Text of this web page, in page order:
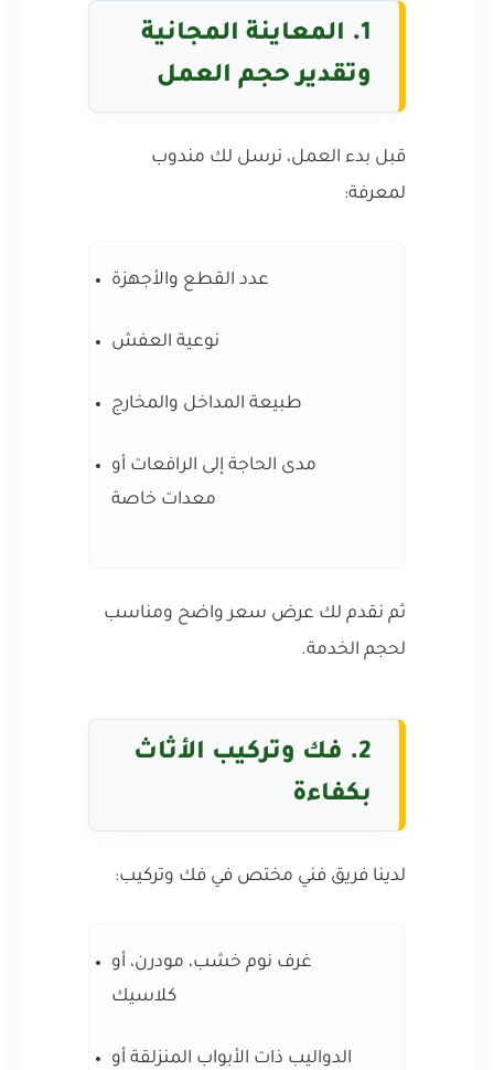
1. المعاينة المجانية
وتقدير حجم العمل
قبل بدء العمل، نرسل لك مندوب
لمعرفة:
عدد القطع والأجهزة
نوعية العفش
طبيعة المداخل والمخارج
مدى الحاجة إلى الرافعات أو
معدات خاصة
ثم نقدم لك عرض سعر واضح ومناسب
لحجم الخدمة.
2. فك وتركيب الأثاث
بكفاءة
لدينا فريق فني مختص في فك وتركيب:
غرف نوم خشب، مودرن، أو
كلاسيك
الدواليب ذات الأبواب المنزلقة أو